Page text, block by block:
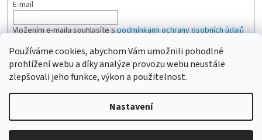
Používáme cookies, abychom Vám umožnili pohodlné
prohlížení webu a díky analýze provozu webu neustále
zlepšovali jeho funkce, výkon a použitelnost.
Nastavení
E-mail
Vložením e-mailu souhlasíte spodmínkami ochrany osobních údajů
PŘIHLÁSIT SE
Vytvořil Shoptet